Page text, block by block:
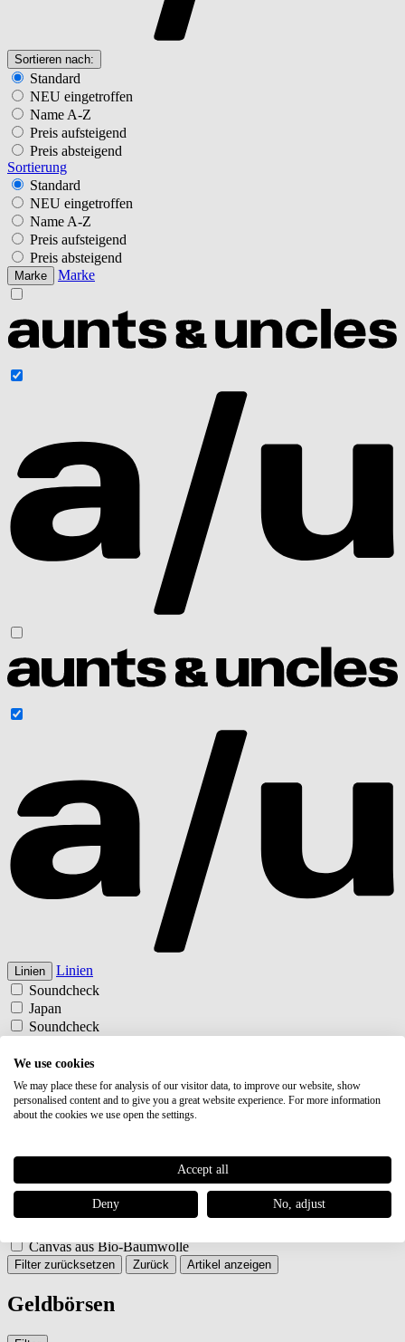
Sortieren nach:
Standard
NEU eingetroffen
Name A-Z
Preis aufsteigend
Preis absteigend
Sortierung
Standard
NEU eingetroffen
Name A-Z
Preis aufsteigend
Preis absteigend
Marke Marke
Linien
Linien
Soundcheck
Japan
Soundcheck
Typ
Typ
Börsen
Börsen
Farbe
Farbe
schwarz
Premium Rindleder
Canvas aus Bio-Baumwolle
Canvas aus Bio-Baumwolle
Filter zurücksetzen Zurück Artikel anzeigen
Geldbörsen
We use cookies
We may place these for analysis of our visitor data, to improve our website, show
personalised content and to give you a great website experience. For more information
about the cookies we use open the settings.
Accept all
Deny No, adjust